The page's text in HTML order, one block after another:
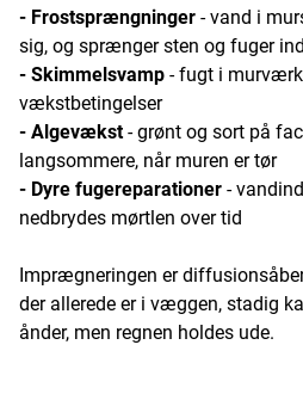
- Frostsprængninger - vand i
sig, og sprænger sten og fuger
- Skimmelsvamp - fugt i
vækstbetingelser
- Algevækst- grønt og sort på
langsommere, når muren er tør
- Dyre fugereparationer -
nedbrydes mørtlen over tid
Imprægneringen er
der allerede er i væggen, stadig
ånder, men regnen holdes ude.